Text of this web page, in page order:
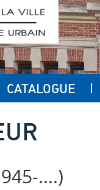
CATALOGUE
....)